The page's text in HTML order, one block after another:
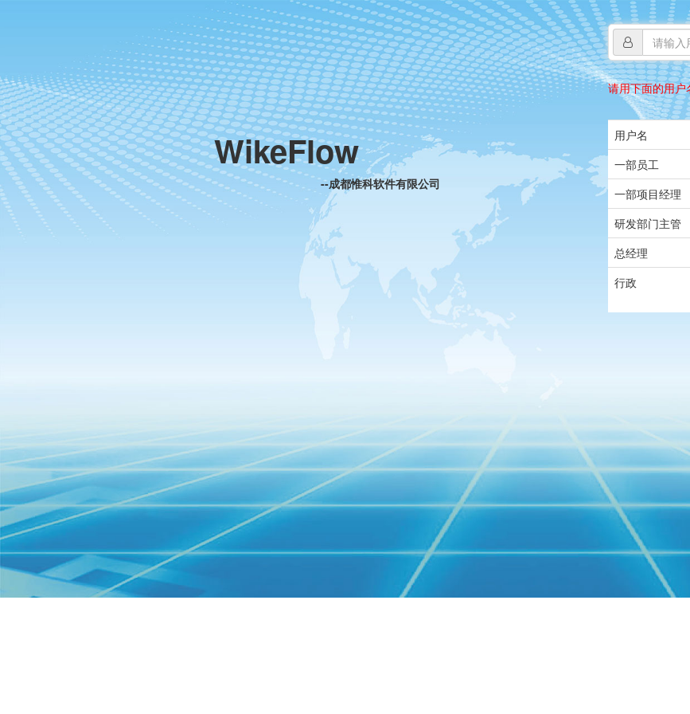
WikeFlow
--成都惟科软件有限公司
请用下面的用
用户名
一部员工
一部项目经理
研发部门主管
总经理
行政